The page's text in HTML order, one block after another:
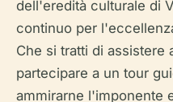
dell'eredità culturale di
continuo per
Che si tratti di assistere
partecipare a un tour
ammirarne l'imponente